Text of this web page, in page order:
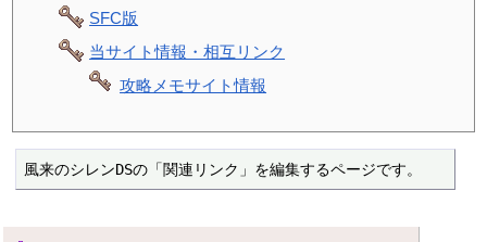
SFC版
当サイト情報・相互リンク
攻略メモサイト情報
風来のシレンDSの「関連リンク」を編集するページです。